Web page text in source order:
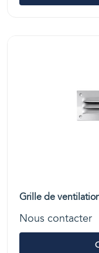
Grille de
Nous contacter